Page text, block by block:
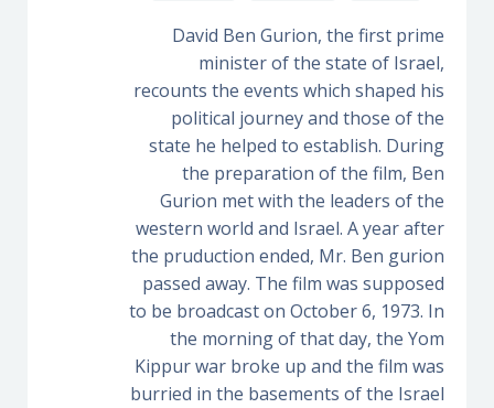
David Ben Gurion, the first prime
minister of the state of Israel,
recounts the events which shaped his
political journey and those of the
state he helped to establish. During
the preparation of the film, Ben
Gurion met with the leaders of the
western world and Israel. A year after
the pruduction ended, Mr. Ben gurion
passed away. The film was supposed
to be broadcast on October 6, 1973. In
the morning of that day, the Yom
Kippur war broke up and the film was
burried in the basements of the Israel